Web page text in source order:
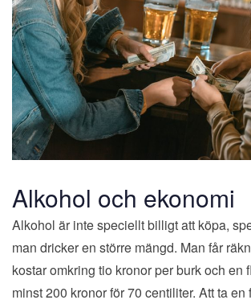
Alkohol och ekonomi
Alkohol är inte speciellt billigt att köpa,
man dricker en större mängd. Man får
kostar omkring tio kronor per burk och en
minst 200 kronor för 70 centiliter. Att ta